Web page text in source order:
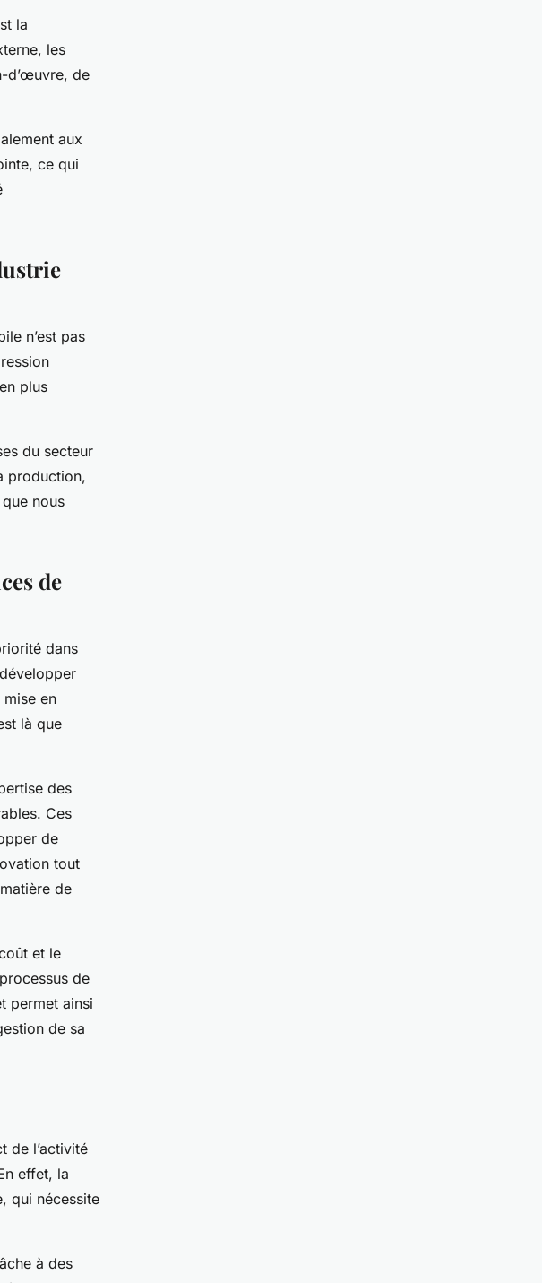
la
les
d’œuvre, de
aux
ce qui
n’est pas
plus
du secteur
production,
nous
de
dans
en
là que
des
Ces
de
tout
de
et le
de
permet ainsi
de sa
de l’activité
effet, la
qui nécessite
à des